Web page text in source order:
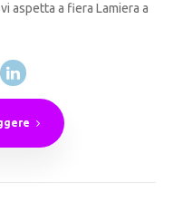
aspetta a fiera Lamiera a